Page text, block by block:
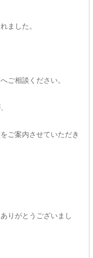
ました。
ご相談ください。
ご案内させていただき
りがとうございまし